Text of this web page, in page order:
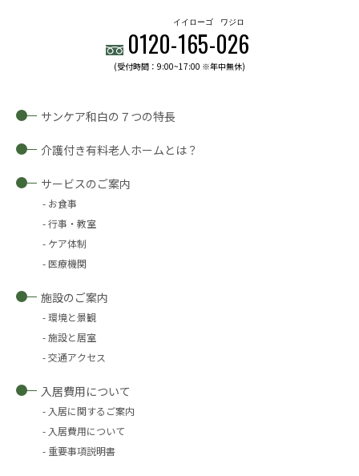
0120-165
イイローゴ
-026
ワジロ
(受付時間：9:00~17:00 ※年中無休)
サンケア和白の７つの特長
介護付き有料老人ホームとは？
サービスのご案内
お食事
行事・教室
ケア体制
医療機関
施設のご案内
環境と景観
施設と居室
交通アクセス
入居費用について
入居に関するご案内
入居費用について
重要事項説明書